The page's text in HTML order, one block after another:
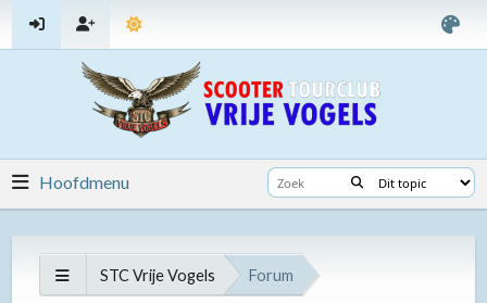
Hoofdmenu
STC Vrije Vogels Forum